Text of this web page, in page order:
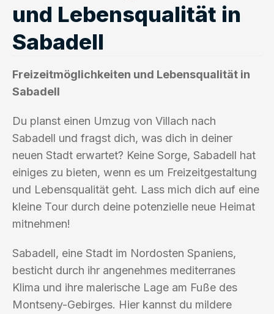
und Lebensqualität in
Sabadell
Freizeitmöglichkeiten und Lebensqualität in
Sabadell
Du planst einen Umzug von Villach nach
Sabadell und fragst dich, was dich in deiner
neuen Stadt erwartet? Keine Sorge, Sabadell hat
einiges zu bieten, wenn es um Freizeitgestaltung
und Lebensqualität geht. Lass mich dich auf eine
kleine Tour durch deine potenzielle neue Heimat
mitnehmen!
Sabadell, eine Stadt im Nordosten Spaniens,
besticht durch ihr angenehmes mediterranes
Klima und ihre malerische Lage am Fuße des
Montseny-Gebirges. Hier kannst du mildere